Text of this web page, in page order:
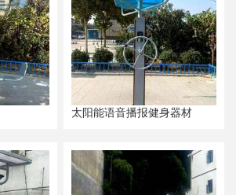
太阳能语音播报健身器材